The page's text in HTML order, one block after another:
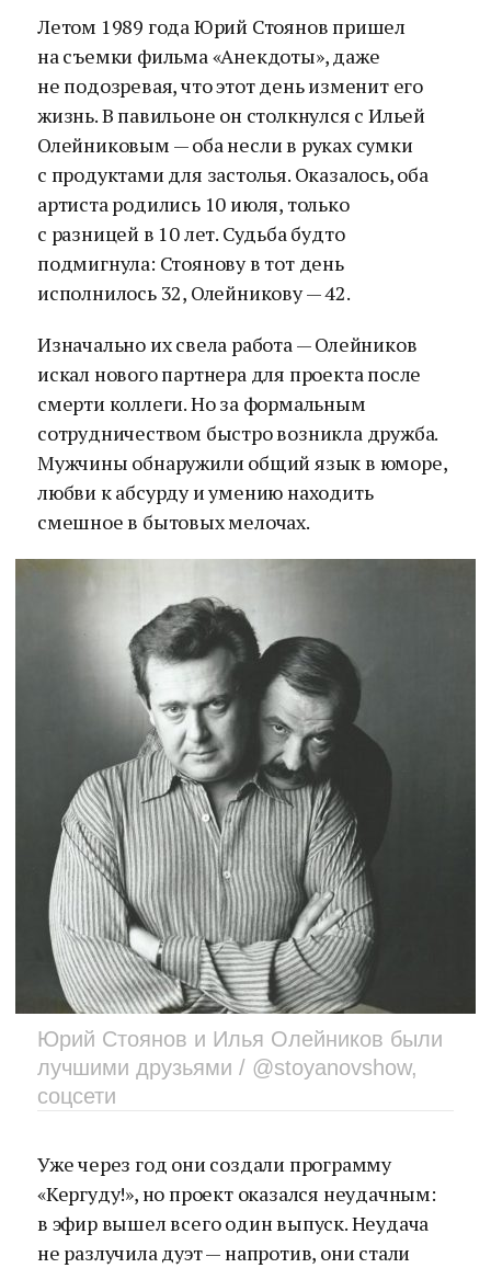
Летом 1989 года Юрий Стоянов пришел
на съемки фильма «Анекдоты», даже
не подозревая, что этот день изменит его
жизнь. В павильоне он столкнулся с Ильей
Олейниковым — оба несли в руках сумки
с продуктами для застолья. Оказалось, оба
артиста родились 10 июля, только
с разницей в 10 лет. Судьба будто
подмигнула: Стоянову в тот день
исполнилось 32, Олейникову — 42.
Изначально их свела работа — Олейников
искал нового партнера для проекта после
смерти коллеги. Но за формальным
сотрудничеством быстро возникла дружба.
Мужчины обнаружили общий язык в юморе,
любви к абсурду и умению находить
смешное в бытовых мелочах.
Юрий Стоянов и Илья Олейников были
лучшими друзьями / @stoyanovshow,
соцсети
Уже через год они создали программу
«Кергуду!», но проект оказался неудачным:
в эфир вышел всего один выпуск. Неудача
не разлучила дуэт — напротив, они стали